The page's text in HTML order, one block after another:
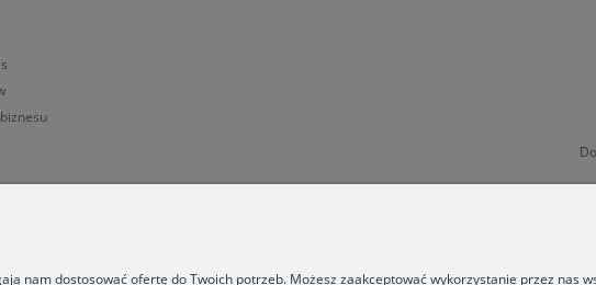
nam dostosować ofertę do Twoich potrzeb. Możesz zaakceptować wykorzystanie przez nas